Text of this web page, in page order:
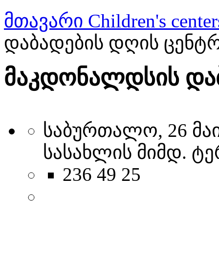
მთავარი Children's
დაბადების დღის
მაკდონალდსის
საბურთალო, 26
სასახლის მიმდ.
236 49 25